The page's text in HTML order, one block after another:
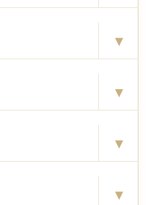
▾
▾
▾
▾